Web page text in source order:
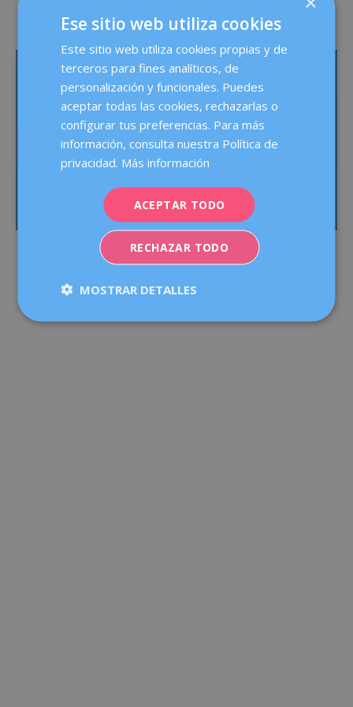
Ese sitio web utiliza cookies
Este sitio web utiliza cookies propias y de
terceros para fines analíticos, de
personalización y funcionales. Puedes
aceptar todas las cookies, rechazarlas o
configurar tus preferencias. Para más
información, consulta nuestra Política de
privacidad. Más información
ACEPTAR TODO
RECHAZAR TODO
MOSTRAR DETALLES